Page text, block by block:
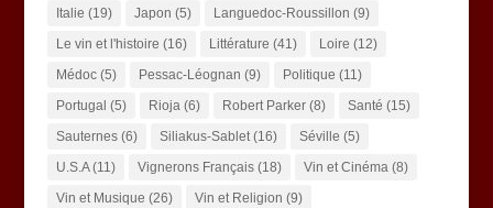
Italie (19) Japon (5) Languedoc-Roussillon (9)
Le vin et l'histoire (16) Littérature (41) Loire (12)
Médoc(5) Pessac-Léognan (9) Politique (11)
Portugal (5) Rioja(6) Robert Parker(8) Santé (15)
Sauternes(6) Siliakus-Sablet(16) Séville (5)
U.S.A(11) Vignerons Français(18) Vin et Cinéma(8)
Vin et Musique (26) Vin et Religion (9)